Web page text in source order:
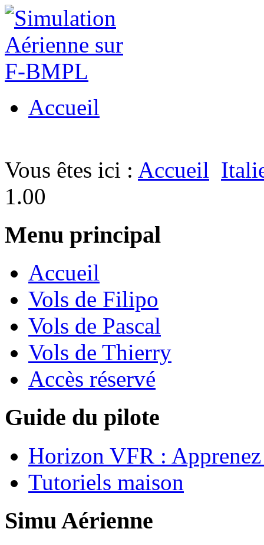
Accueil
Vous êtes ici : Accueil
1.00
Menu principal
Accueil
Vols de Filipo
Vols de Pascal
Vols de Thierry
Accès réservé
Guide du pilote
Horizon VFR :
Tutoriels maison
Simu Aérienne